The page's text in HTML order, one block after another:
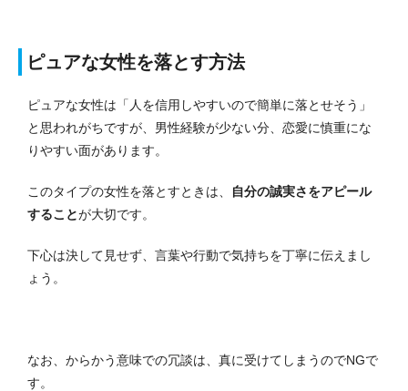
ピュアな女性を落とす方法
ピュアな女性は「人を信用しやすいので簡単に落とせそう」
と思われがちですが、男性経験が少ない分、恋愛に慎重にな
りやすい面があります。
このタイプの女性を落とすときは、
自分の誠実さをアピール
することが大切です。
下心は決して見せず、言葉や行動で気持ちを丁寧に伝えまし
ょう。
なお、からかう意味での冗談は、真に受けてしまうのでNGで
す。